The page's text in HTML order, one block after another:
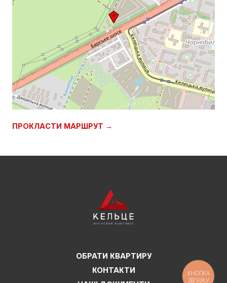
ПРОКЛАСТИ МАРШРУТ →
ОБРАТИ КВАРТИРУ
КОНТАКТИ
КНОПКА
ЗВ'ЯЗКУ